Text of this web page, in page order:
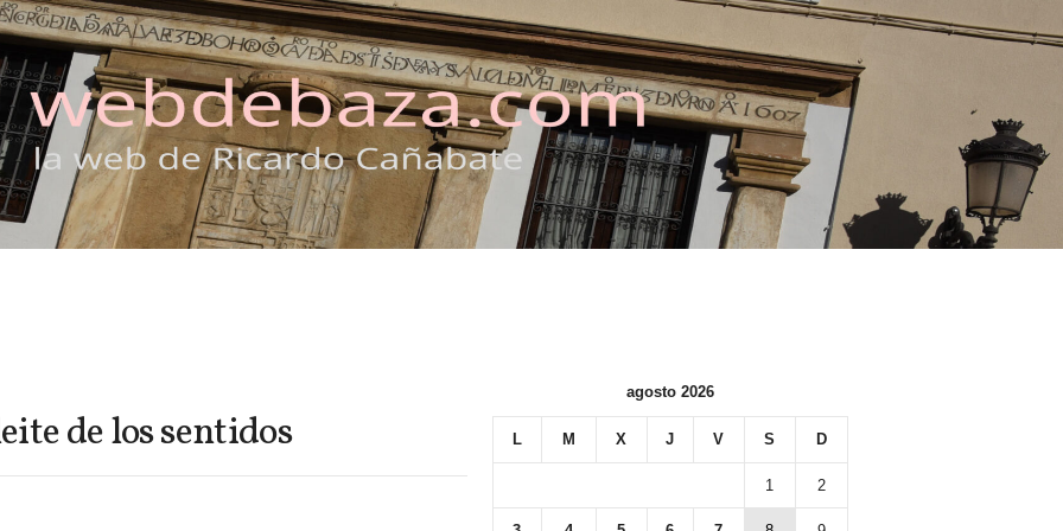
de los sentidos
agosto 2026
L M X J V S D
1 2